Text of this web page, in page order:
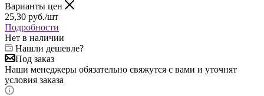
Варианты цен
25,30 руб./шт
Подробности
Нет в наличии
Нашли дешевле?
Под заказ
Наши менеджеры обязательно свяжутся с вами и уточнят
условия заказа